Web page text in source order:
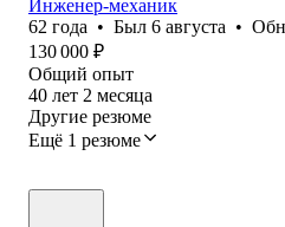
Инженер-механик
62 года • Был 6 августа •
130 000 ₽
Общий опыт
40 лет 2 месяца
Другие резюме
Ещё 1 резюме